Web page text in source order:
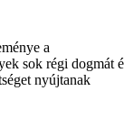
a
sok régi dogmát
nyújtanak